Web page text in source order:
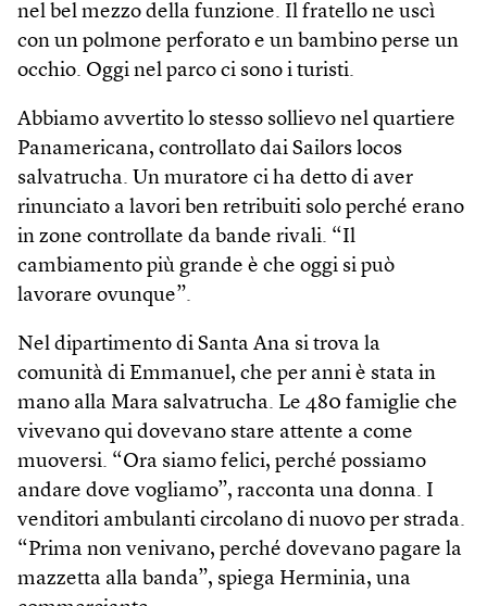
nel bel mezzo della funzione. Il fratello ne uscì
con un polmone perforato e un bambino perse un
occhio. Oggi nel parco ci sono i turisti.
Abbiamo avvertito lo stesso sollievo nel quartiere
Panamericana, controllato dai Sailors locos
salvatrucha. Un muratore ci ha detto di aver
rinunciato a lavori ben retribuiti solo perché erano
in zone controllate da bande rivali. “Il
cambiamento più grande è che oggi si può
lavorare ovunque”.
Nel dipartimento di Santa Ana si trova la
comunità di Emmanuel, che per anni è stata in
mano alla Mara salvatrucha. Le 480 famiglie che
vivevano qui dovevano stare attente a come
muoversi. “Ora siamo felici, perché possiamo
andare dove vogliamo”, racconta una donna. I
venditori ambulanti circolano di nuovo per strada.
“Prima non venivano, perché dovevano pagare la
mazzetta alla banda”, spiega Herminia, una